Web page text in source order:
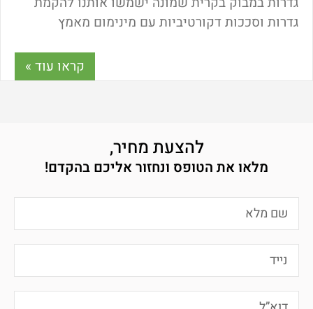
גדרות וסככות דקורטיביות עם מינימום מאמץ
אטרקטיבי ביחס לחלופות והאיכות לא פוחתת
ממוצרים אחרים המשמשים כפתרונות גידור. מה
הגדר שתשאר עמידה לאורך שנים? כל התשובות כאן!
קראו עוד »
להצעת מחיר,
מלאו את הטופס ונחזור אליכם בהקדם!